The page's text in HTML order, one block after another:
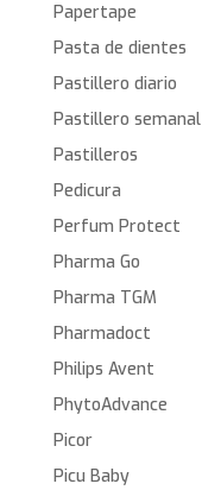
Papertape
Pasta de dientes
Pastillero diario
Pastillero semanal
Pastilleros
Pedicura
Perfum Protect
Pharma Go
Pharma TGM
Pharmadoct
Philips Avent
PhytoAdvance
Picor
Picu Baby